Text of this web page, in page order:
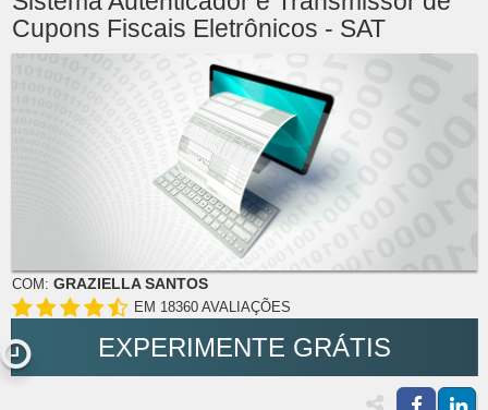
Cupons Fiscais Eletrônicos - SAT
COM: GRAZIELLA SANTOS
EM 18360 AVALIAÇÕES
EXPERIMENTE GRÁTIS